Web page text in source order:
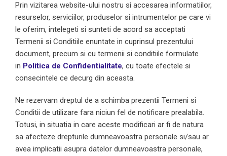
Prin vizitarea website-ului nostru si accesarea informatiilor,
resurselor, serviciilor, produselor si intrumentelor pe care vi
le oferim, intelegeti si sunteti de acord sa acceptati
Termenii si Conditiile enuntate in cuprinsul prezentului
document, precum si cu termenii si conditiile formulate
in Politica de Confidentialitate, cu toate efectele si
consecintele ce decurg din aceasta.
Ne rezervam dreptul de a schimba prezentii Termeni si
Conditii de utilizare fara niciun fel de notificare prealabila.
Totusi, in situatia in care aceste modificari ar fi de natura
sa afecteze drepturile dumneavoastra personale si/sau ar
avea implicatii asupra datelor dumneavoastra personale,